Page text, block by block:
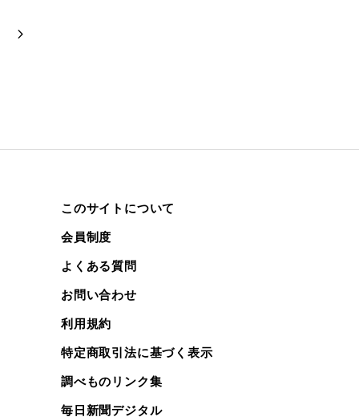

このサイトについて
会員制度
よくある質問
お問い合わせ
利用規約
特定商取引法に基づく表示
調べものリンク集
毎日新聞デジタル